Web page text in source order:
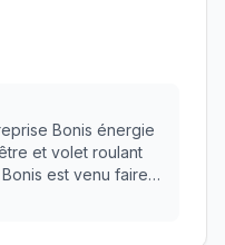
Bonis énergie
et volet roulant
est venu faire
, ouvriers